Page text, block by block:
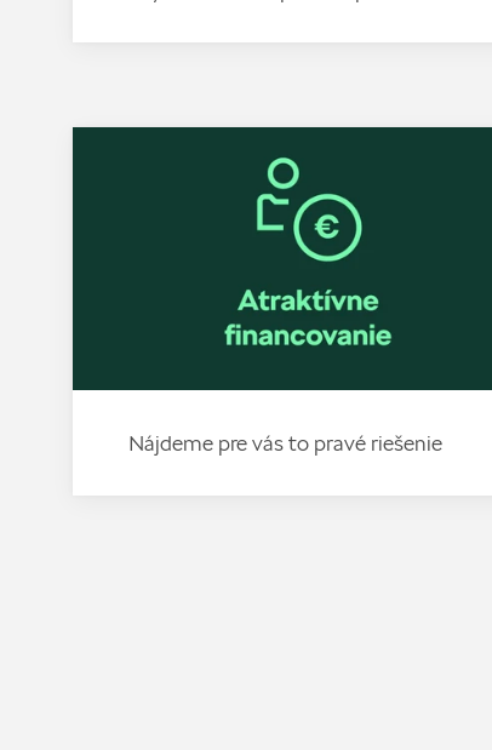
Nájdeme pre vás to pravé riešenie